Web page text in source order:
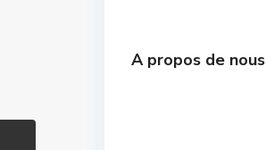
A propos de nous